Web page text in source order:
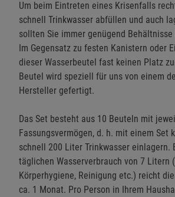
Um beim Eintreten eines Krisenfalls
schnell Trinkwasser abfüllen und auch
sollten Sie immer genügend Behältnisse
Im Gegensatz zu festen Kanistern oder
dieser Wasserbeutel fast keinen Platz
Beutel wird speziell für uns von einem
Hersteller gefertigt.
Das Set besteht aus 10 Beuteln mit
Fassungsvermögen, d. h. mit einem Set
schnell 200 Liter Trinkwasser einlagern.
täglichen Wasserverbrauch von 7 Litern
Körperhygiene, Reinigung etc.) reicht
ca. 1 Monat. Pro Person in Ihrem